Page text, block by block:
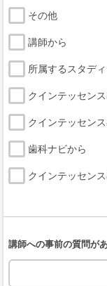
その他
講師から
所属するスタデ
クインテッセン
クインテッセン
歯科ナビから
クインテッセン
講師への事前の質問が